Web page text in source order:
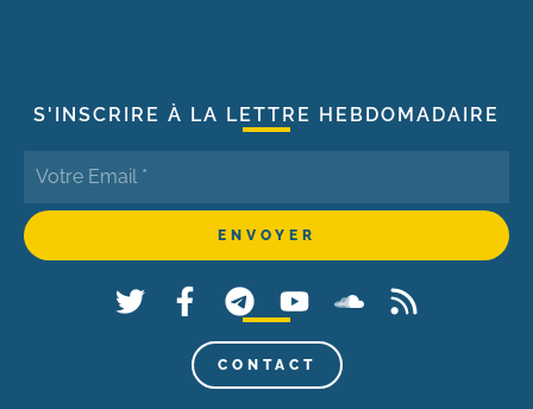
S'INSCRIRE À LA LETTRE HEBDOMADAIRE
CONTACT